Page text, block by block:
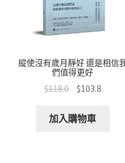
縱使沒有歲月靜好 還是相信
們值得更好
$118.0 $103.8
加入購物車